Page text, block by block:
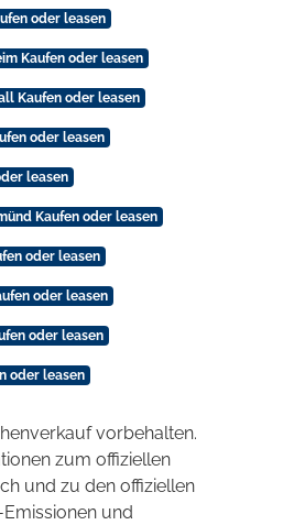
oder leasen
Kaufen oder leasen
Kaufen oder leasen
oder leasen
leasen
Kaufen oder leasen
oder leasen
oder leasen
oder leasen
oder leasen
vorbehalten.
zum offiziellen
und zu den offiziellen
Emissionen und